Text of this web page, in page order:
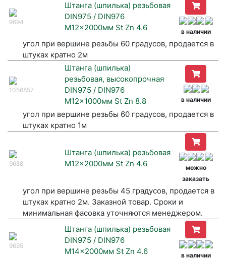
9694
Штанга (шпилька) резьбовая
DIN975 / DIN976
M12x2000мм St Zn 4.6
в наличии
угол при вершине резьбы 60 градусов, продается в
штуках кратно 2м
1056857
Штанга (шпилька)
резьбовая, высокопрочная
DIN975 / DIN976
M12x1000мм St Zn 8.8
в наличии
угол при вершине резьбы 60 градусов, продается в
штуках кратно 1м
9688
Штанга (шпилька) резьбовая
M12x2000мм St Zn 4.6
можно
заказать
угол при вершине резьбы 45 градусов, продается в
штуках кратно 2м. Заказной товар. Сроки и
минимальная фасовка уточняются менеджером.
9695
Штанга (шпилька) резьбовая
DIN975 / DIN976
M14x2000мм St Zn 4.6
в наличии